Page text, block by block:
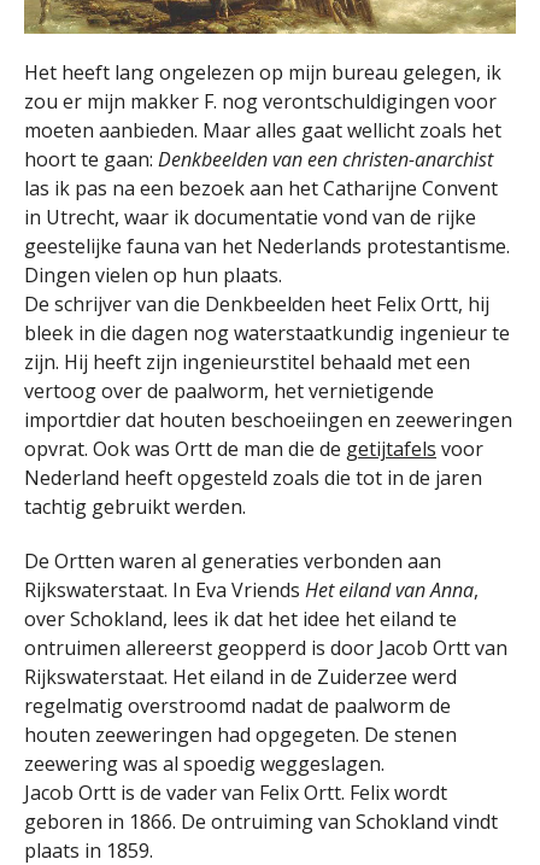
Het heeft lang ongelezen op mijn bureau gelegen, ik
zou er mijn makker F. nog verontschuldigingen voor
moeten aanbieden. Maar alles gaat wellicht zoals het
hoort te gaan: Denkbeelden van een christen-anarchist
las ik pas na een bezoek aan het Catharijne Convent
in Utrecht, waar ik documentatie vond van de rijke
geestelijke fauna van het Nederlands protestantisme.
Dingen vielen op hun plaats.
De schrijver van die Denkbeelden heet Felix Ortt, hij
bleek in die dagen nog waterstaatkundig ingenieur te
zijn. Hij heeft zijn ingenieurstitel behaald met een
vertoog over de paalworm, het vernietigende
importdier dat houten beschoeiingen en zeeweringen
opvrat. Ook was Ortt de man die de getijtafels voor
Nederland heeft opgesteld zoals die tot in de jaren
tachtig gebruikt werden.
De Ortten waren al generaties verbonden aan
Rijkswaterstaat. In Eva Vriends Het eiland van Anna,
over Schokland, lees ik dat het idee het eiland te
ontruimen allereerst geopperd is door Jacob Ortt van
Rijkswaterstaat. Het eiland in de Zuiderzee werd
regelmatig overstroomd nadat de paalworm de
houten zeeweringen had opgegeten. De stenen
zeewering was al spoedig weggeslagen.
Jacob Ortt is de vader van Felix Ortt. Felix wordt
geboren in 1866. De ontruiming van Schokland vindt
plaats in 1859.